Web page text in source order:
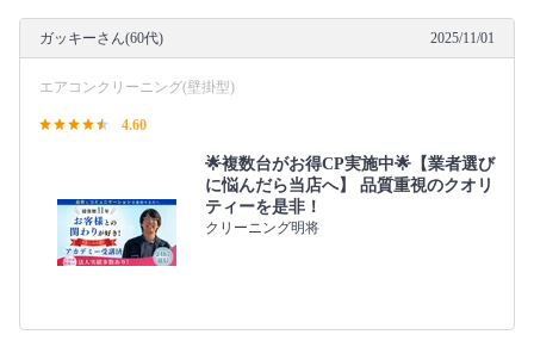
ガッキーさん(60代) 2025/11/01
エアコンクリーニング(壁掛型)
4.60
🌟複数台がお得CP実施中🌟【業者選び
に悩んだら当店へ】 品質重視のクオリ
ティーを是非！
クリーニング明将